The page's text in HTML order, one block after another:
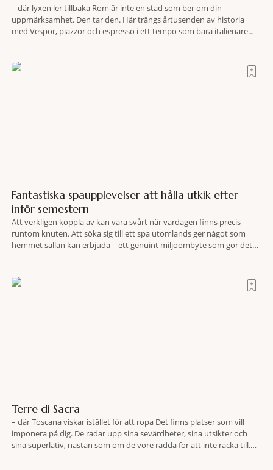
– där lyxen ler tillbaka Rom är inte en stad som ber om din
uppmärksamhet. Den tar den. Här trängs årtusenden av historia
med Vespor, piazzor och espresso i ett tempo som bara italienare
Fantastiska spaupplevelser att hålla utkik efter
inför semestern
Att verkligen koppla av kan vara svårt när vardagen finns precis
runtom knuten. Att söka sig till ett spa utomlands ger något som
hemmet sällan kan erbjuda – ett genuint miljöombyte som gör det
Terre di Sacra
– där Toscana viskar istället för att ropa Det finns platser som vill
imponera på dig. De radar upp sina sevärdheter, sina utsikter och
sina superlativ, nästan som om de vore rädda för att inte räcka till.